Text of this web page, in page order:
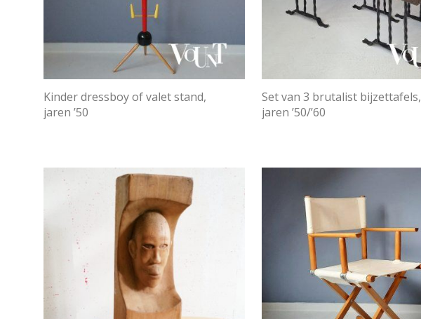
Kinder dressboy of valet stand,
jaren ’50
Set van 3 brutalist bijzettafels,
jaren ’50/’60